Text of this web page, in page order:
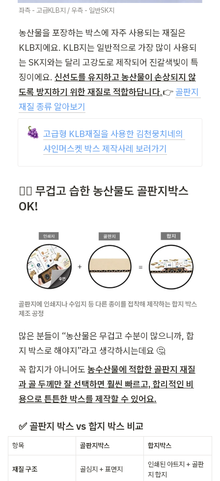
좌측 - 고급KLB지 / 우측 - 일반SK지
농산물을 포장하는 박스에 자주 사용되는 재질은
KLB지에요. KLB지는 일반적으로 가장 많이 사용되
는 SK지와는 달리 고강도로 제작되어 진갈색빛이 특
징이에요. 신선도를 유지하고 농산물이 손상되지 않
도록 방지하기 위한 재질로 적합하답니다.👉 골판지
재질 종류 알아보기
🍇 고급형 KLB재질을 사용한 김천뭉치네의
샤인머스켓 박스 제작사레 보러가기
🙆‍♀️ 무겁고 습한 농산물도 골판지박스
OK!
골판지에 인쇄지나 수입지 등 다른 종이를 접착해 제작하는 합지 박스
제조 공정
많은 분들이 “농산물은 무겁고 수분이 많으니까, 합
지 박스로 해야지”라고 생각하시는데요 🤔
꼭 합지가 아니어도 농수산물에 적합한 골판지 재질
과 골 두께만 잘 선택하면 훨씬 빠르고, 합리적인 비
용으로 튼튼한 박스를 제작할 수 있어요.
✅ 골판지 박스 vs 합지 박스 비교
항목 골판지박스 합지박스
재질 구조 골심지 + 표면지
인쇄된 아트지 + 골판
지 합지